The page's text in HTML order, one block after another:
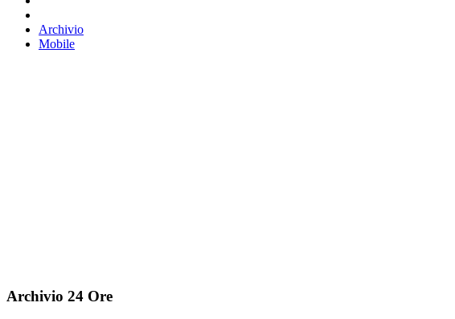
Archivio
Mobile
Archivio 24 Ore